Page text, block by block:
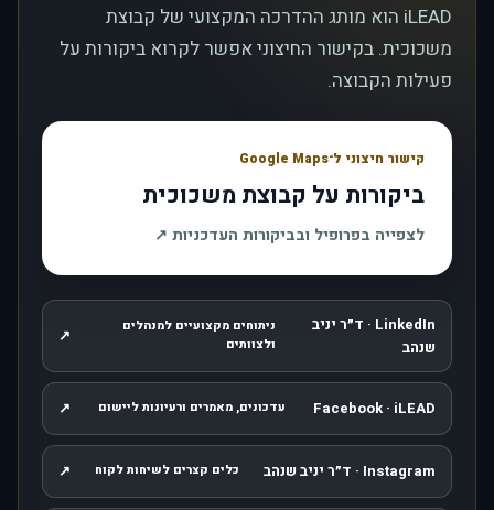
iLEAD הוא מותג ההדרכה המקצועי של קבוצת
משכוכית. בקישור החיצוני אפשר לקרוא ביקורות על
פעילות הקבוצה.
קישור חיצוני ל־Google Maps
ביקורות על קבוצת משכוכית
לצפייה בפרופיל ובביקורות העדכניות ↗
LinkedIn · ד״ר יניב
שנהב
ניתוחים מקצועיים למנהלים
ולצוותים
↗ , נפתח בחלון חדש
Facebook · iLEAD עדכונים, מאמרים ורעיונות ליישום ↗ , נפתח בחלון חדש
Instagram · ד״ר יניב שנהב כלים קצרים לשיחות לקוח ↗ , נפתח בחלון חדש